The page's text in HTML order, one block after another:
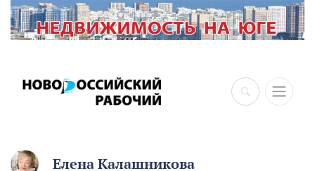
×
Елена Калашникова